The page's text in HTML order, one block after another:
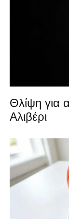
Θλίψη για
Αλιβέρι